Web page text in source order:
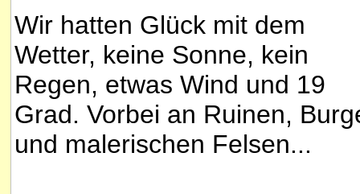
Wir hatten Glück mit dem
Wetter, keine Sonne, kein
Regen, etwas Wind und 19
Grad. Vorbei an Ruinen,
und malerischen Felsen...